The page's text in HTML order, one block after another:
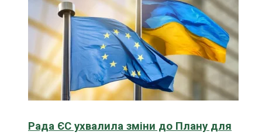
Рада ЄС ухвалила зміни до Плану для